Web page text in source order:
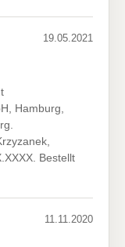
19.05.2021
Hamburg,
Bestellt
11.11.2020